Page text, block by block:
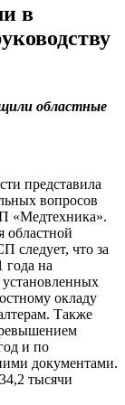
в
областные
представила
вопросов
«Медтехника».
областной
следует, что за
года на
окладу
Также
и по
документами.
тысячи